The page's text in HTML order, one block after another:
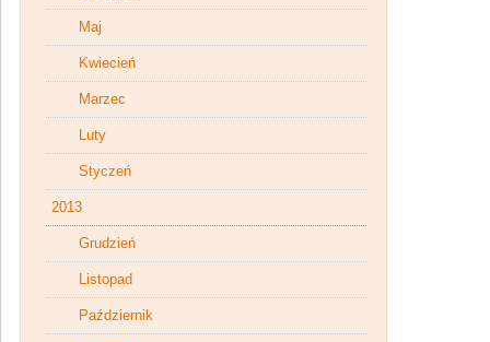
Maj
Kwiecień
Marzec
Luty
Styczeń
2013
Grudzień
Listopad
Październik